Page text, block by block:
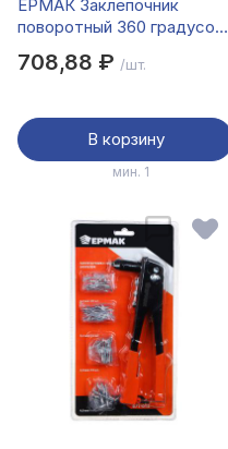
ЕРМАК Заклепочник
поворотный 360 градусов,
708,88 ₽ /шт.
В корзину
мин. 1